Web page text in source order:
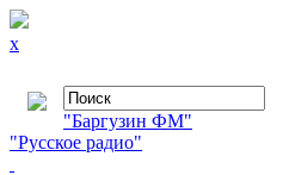
x
"Баргузин ФМ"
"Русское радио"